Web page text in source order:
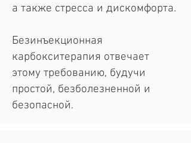
а также стресса и дискомфорта.
Безинъекционная
карбокситерапия отвечает
этому требованию, будучи
простой, безболезненной и
безопасной.